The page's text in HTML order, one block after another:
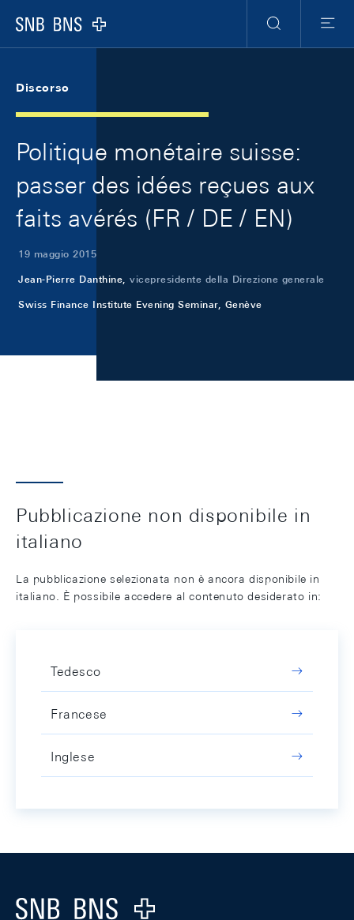
Logo
Ricerca
Menu
Discorso
Politique monétaire suisse:
passer des idées reçues aux
faits avérés (FR / DE / EN)
19 maggio 2015
Jean-Pierre Danthine, vicepresidente della Direzione generale
Swiss Finance Institute Evening Seminar, Genève
Pubblicazione non disponibile in
italiano
La pubblicazione selezionata non è ancora disponibile in
italiano. È possibile accedere al contenuto desiderato in:
Tedesco
Francese
Inglese
Logo